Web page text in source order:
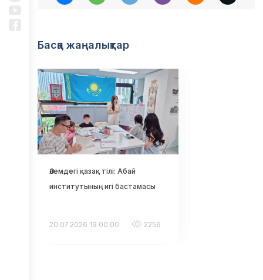
Басқа жаңалықтар
Әлемдегі қазақ тілі: Абай
институтының игі бастамасы
20.07.2026 19:00:00 2256